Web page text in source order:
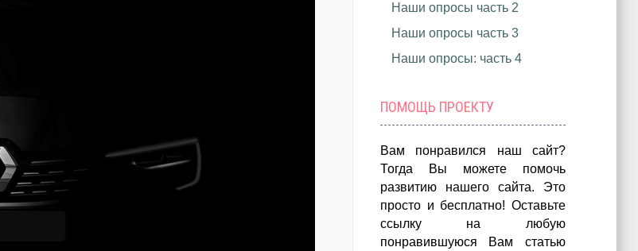
Наши опросы часть 2
Наши опросы часть 3
Наши опросы: часть 4
ПОМОЩЬ ПРОЕКТУ
Вам понравился наш сайт?
Тогда Вы можете помочь
развитию нашего сайта. Это
просто и бесплатно! Оставьте
ссылку на любую
понравившуюся Вам статью